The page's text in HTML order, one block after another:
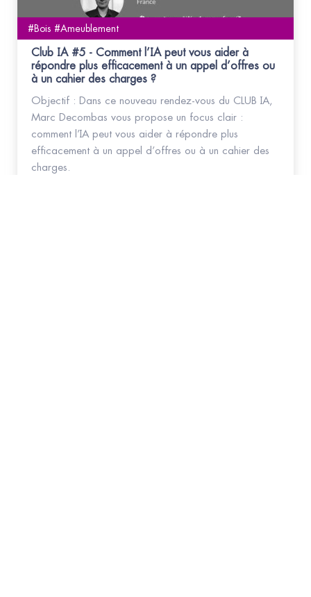
#Bois #Ameublement
Club IA #5 - Comment l’IA peut vous aider à
répondre plus efficacement à un appel d’offres ou
à un cahier des charges ?
Objectif : Dans ce nouveau rendez-vous du CLUB IA,
Marc Decombas vous propose un focus clair :
comment l’IA peut vous aider à répondre plus
efficacement à un appel d’offres ou à un cahier des
charges.